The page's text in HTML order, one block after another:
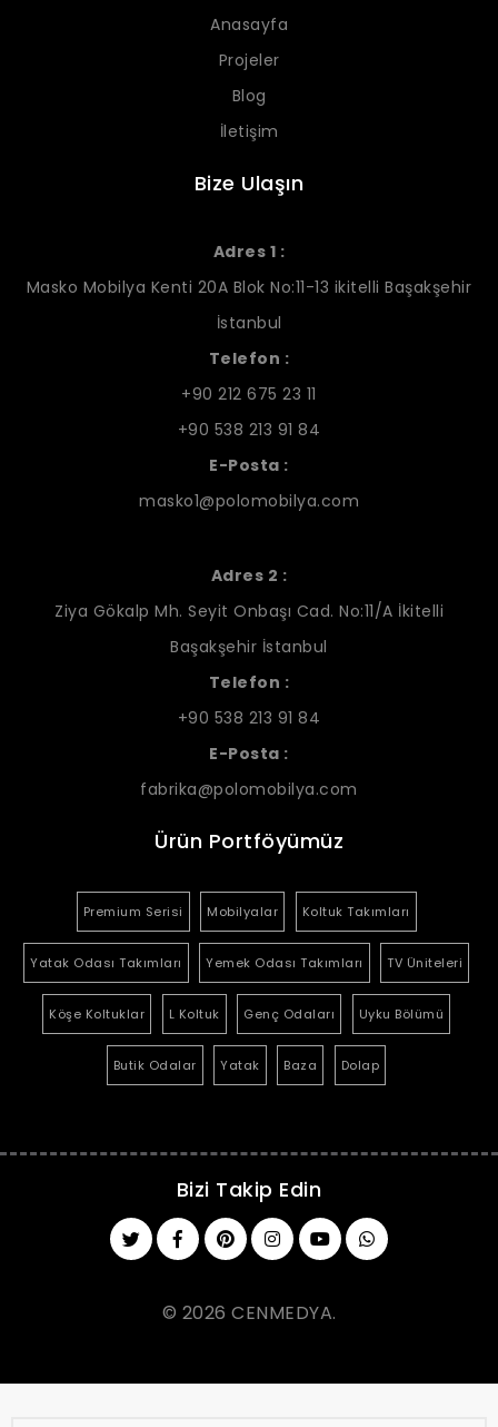
Anasayfa
Projeler
Blog
İletişim
Bize Ulaşın
Adres 1 :
Masko Mobilya Kenti 20A Blok No:11-13 ikitelli Başakşehir
İstanbul
Telefon :
+90 212 675 23 11
+90 538 213 91 84
E-Posta :
masko1@polomobilya.com
Adres 2 :
Ziya Gökalp Mh. Seyit Onbaşı Cad. No:11/A İkitelli
Başakşehir İstanbul
Telefon :
+90 538 213 91 84
E-Posta :
fabrika@polomobilya.com
Ürün Portföyümüz
Premium Serisi Mobilyalar Koltuk Takımları
Yatak Odası Takımları Yemek Odası Takımları TV Üniteleri
Köşe Koltuklar L Koltuk Genç Odaları Uyku Bölümü
Butik Odalar Yatak Baza Dolap
Bizi Takip Edin
© 2026 CENMEDYA.